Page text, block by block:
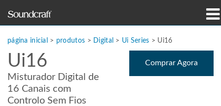
Casos de estudo e notícias
página inicial > produtos > Digital > Ui Series > Ui16
Ui16
Misturador Digital de
16 Canais com
Controlo Sem Fios
Comprar Agora